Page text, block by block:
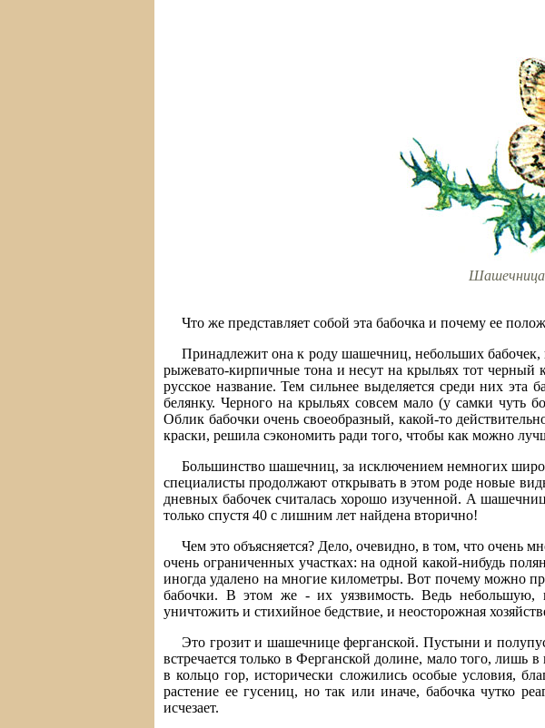
Шашечница
Что же представляет собой эта бабочка и почему ее
Принадлежит она к роду шашечниц, небольших
рыжевато-кирпичные тона и несут на крыльях тот
русское название. Тем сильнее выделяется среди них
белянку. Черного на крыльях совсем мало (у самки чуть
Облик бабочки очень своеобразный, какой-то
краски, решила сэкономить ради того, чтобы как можно
Большинство шашечниц, за исключением немногих
специалисты продолжают открывать в этом роде новые
дневных бабочек считалась хорошо изученной. А
только спустя 40 с лишним лет найдена вторично!
Чем это объясняется? Дело, очевидно, в том, что очень
очень ограниченных участках: на одной какой-нибудь
иногда удалено на многие километры. Вот почему можно
бабочки. В этом же - их уязвимость. Ведь небольшую,
уничтожить и стихийное бедствие, и неосторожная
Это грозит и шашечнице ферганской. Пустыни и
встречается только в Ферганской долине, мало того, лишь
в кольцо гор, исторически сложились особые условия,
растение ее гусениц, но так или иначе, бабочка чутко
исчезает.